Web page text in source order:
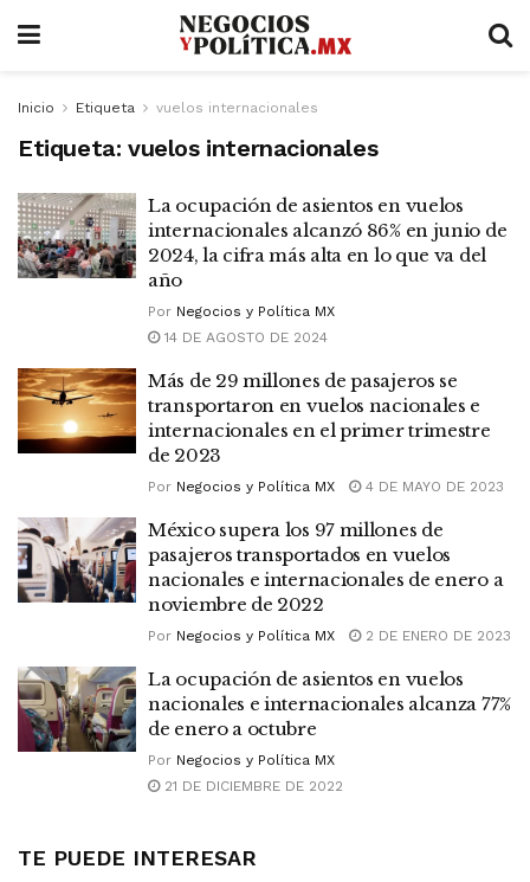
Inicio Etiqueta vuelos internacionales
Etiqueta: vuelos internacionales
La ocupación de asientos en vuelos
internacionales alcanzó 86% en junio de
2024, la cifra más alta en lo que va del
año
Por Negocios y Política MX
14 DE AGOSTO DE 2024
Más de 29 millones de pasajeros se
transportaron en vuelos nacionales e
internacionales en el primer trimestre
de 2023
Por Negocios y Política MX 4 DE MAYO DE 2023
México supera los 97 millones de
pasajeros transportados en vuelos
nacionales e internacionales de enero a
noviembre de 2022
Por Negocios y Política MX 2 DE ENERO DE 2023
La ocupación de asientos en vuelos
nacionales e internacionales alcanza 77%
de enero a octubre
Por Negocios y Política MX
21 DE DICIEMBRE DE 2022
TE PUEDE INTERESAR